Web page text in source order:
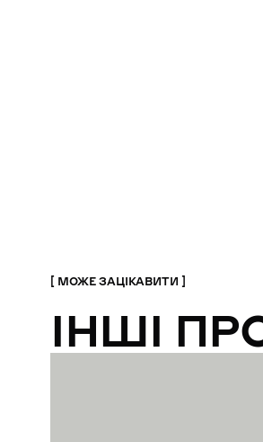
МОЖЕ ЗАЦІКАВИТИ
ІНШІ